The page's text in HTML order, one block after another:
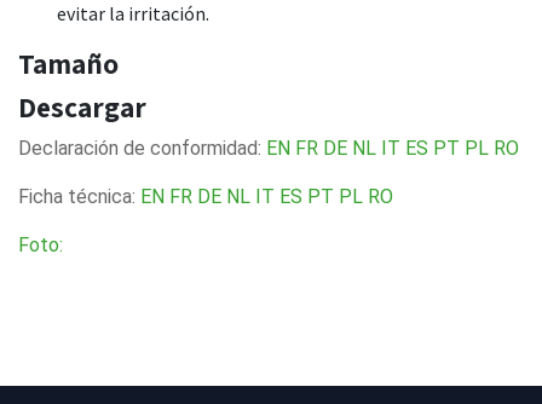
evitar la irritación.
Tamaño
Descargar
Declaración de conformidad: EN FR DE NL IT ES PT PL RO
Ficha técnica: EN FR DE NL IT ES PT PL RO
Foto: